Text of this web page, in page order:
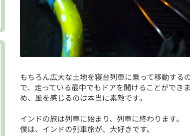
もちろん広大な土地を寝台列車に乗って移動する
で、走っている最中でもドアを開けることができ
め、風を感じるのは本当に素敵です。
インドの旅は列車に始まり、列車に終わります。
僕は、インドの列車旅が、大好きです。